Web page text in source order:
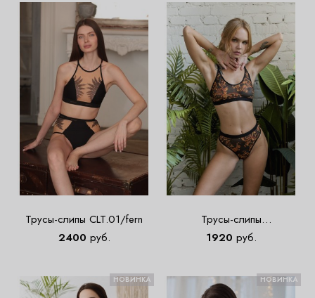
Трусы-слипы CLT.01/fern
2400 руб.
Трусы-слипы
ITWT.05/palace.klas
1920 руб.
НОВИНКА НОВИНКА